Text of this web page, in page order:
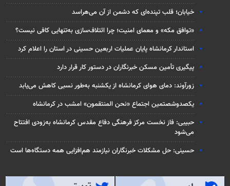
خیابان؛ قلب تپنده‌ای که دشمن از آن می‌هراسد
«توافق مکه» و معمای امنیت؛ چرا ائتلاف‌سازی به‌تنهایی کافی نیست؟
استاندار کرمانشاه پایان عملیات اربعین حسینی در استان را اعلام کرد
پیگیری تأمین مسکن خبرنگاران در دستور کار قرار دارد
زورآوند: دمای هوای کرمانشاه از یکشنبه به‌طور نسبی کاهش می‌یابد
یکصدوشصتمین اجتماع «نحن المنتقمون» امشب در کرمانشاه
حبیبی: فاز نخست مرکز فرهنگی دفاع مقدس کرمانشاه به‌زودی افتتاح
می‌شود
حسینی: حل مشکلات خبرنگاران نیازمند هم‌افزایی همه دستگاه‌ها است